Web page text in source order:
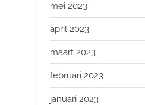
mei 2023
april 2023
maart 2023
februari 2023
januari 2023